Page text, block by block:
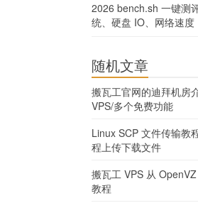
2026 bench.sh 一键测
统、硬盘 IO、网络速度
随机文章
搬瓦工官网的迪拜机房
VPS/多个免费功能
Linux SCP 文件传输教
程上传下载文件
搬瓦工 VPS 从
教程